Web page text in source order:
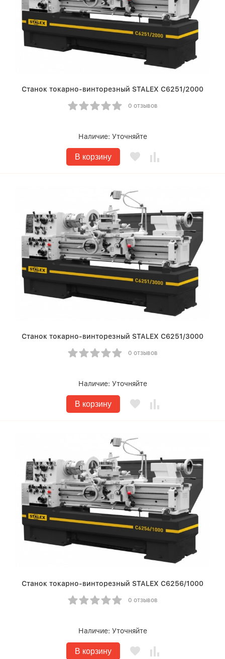
Станок токарно-винторезный STALEX C6251/2000
0 отзывов
Наличие: Уточняйте
В корзину
Станок токарно-винторезный STALEX C6251/3000
0 отзывов
Наличие: Уточняйте
В корзину
Станок токарно-винторезный STALEX C6256/1000
0 отзывов
Наличие: Уточняйте
В корзину